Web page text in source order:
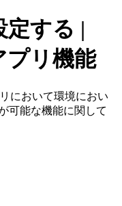
定する |
プリ機能
において環境におい
可能な機能に関して